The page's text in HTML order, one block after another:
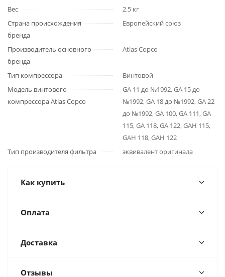
Вес
2.5 кг
Страна происхождения
бренда
Европейский союз
Производитель основного
бренда
Atlas Copco
Тип компрессора
Винтовой
Модель винтового
компрессора Atlas Copco
GA 11 до №1992, GA 15 до
№1992, GA 18 до №1992, GA 22
до №1992, GA 100, GA 111, GA
115, GA 118, GA 122, GAH 115,
GAH 118, GAH 122
Тип производителя фильтра
эквивалент оригинала
Как купить
Оплата
Доставка
Отзывы